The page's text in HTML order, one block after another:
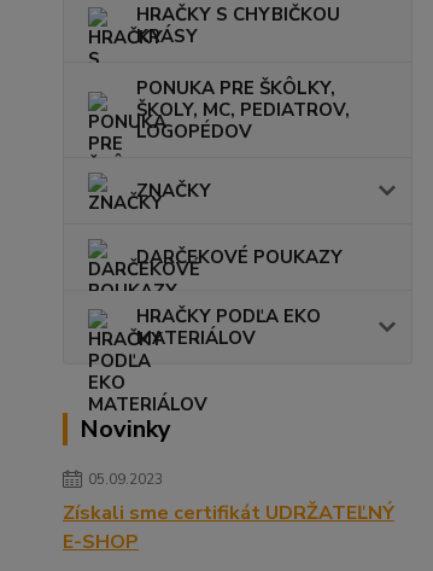
HRAČKY S CHYBIČKOU
KRÁSY
PONUKA PRE ŠKÔLKY,
ŠKOLY, MC, PEDIATROV,
LOGOPÉDOV
ZNAČKY
DARČEKOVÉ POUKAZY
HRAČKY PODĽA EKO
MATERIÁLOV
Novinky
05.09.2023
Získali sme certifikát UDRŽATEĽNÝ
E-SHOP